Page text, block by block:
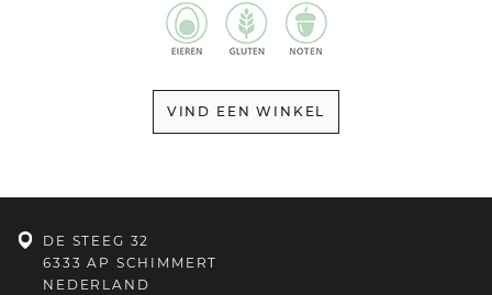
VIND EEN WINKEL
DE STEEG 32
6333 AP SCHIMMERT
NEDERLAND